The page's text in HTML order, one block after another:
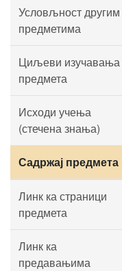
Условљност другим
предметима
Циљеви изучавања
предмета
Исходи учења
(стечена знања)
Садржај предмета
Линк ка страници
предмета
Линк ка
предавањима